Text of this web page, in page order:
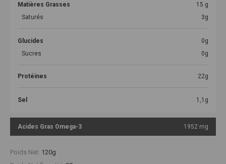
Matières Grasses
15 g
Saturés
3g
Glucides
0g
Sucres
0g
Protéines 22g
Sel 1,1g
Acides Gras Omega-3 1952 mg
Poids Net: 120g